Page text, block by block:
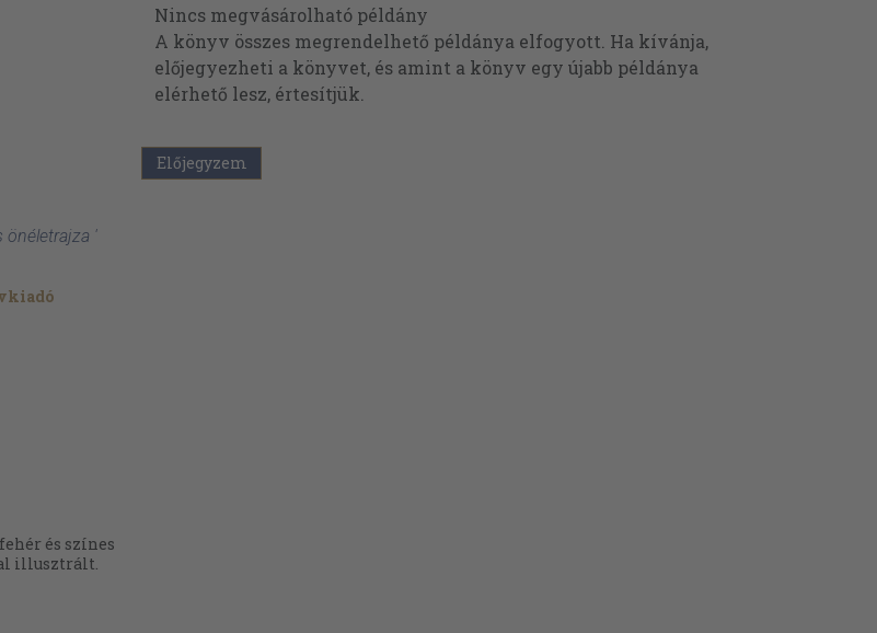
önéletrajza '
és színes
illusztrált.
Nincs megvásárolható példány
A könyv összes megrendelhető példánya elfogyott. Ha kívánja,
előjegyezheti a könyvet, és amint a könyv egy újabb példánya
elérhető lesz, értesítjük.
Előjegyzem